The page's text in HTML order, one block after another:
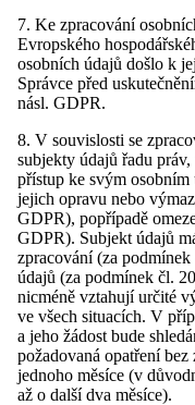
7. Ke zpracování
Evropského
osobních údajů došlo k
Správce před
násl. GDPR.
8. V souvislosti se
subjekty údajů řadu
přístup ke svým
jejich opravu nebo
GDPR), popřípadě
GDPR). Subjekt údajů
zpracování (za
údajů (za podmínek čl.
nicméně vztahují určité
ve všech situacích. V
a jeho žádost bude
požadovaná opatření
jednoho měsíce (v
až o další dva měsíce).